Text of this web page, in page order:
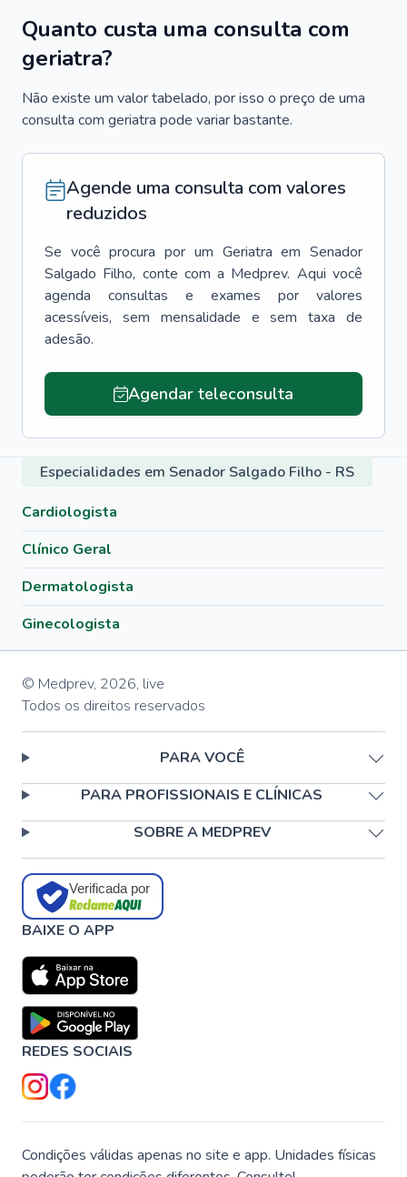
Quanto custa uma consulta com
geriatra?
Não existe um valor tabelado, por isso o preço de uma
consulta com geriatra pode variar bastante.
Agende uma consulta com valores
reduzidos
Se você procura por um Geriatra em Senador
Salgado Filho, conte com a Medprev. Aqui você
agenda consultas e exames por valores
acessíveis, sem mensalidade e sem taxa de
adesão.
Agendar teleconsulta
Especialidades em Senador Salgado Filho - RS
Cardiologista
Clínico Geral
Dermatologista
Ginecologista
© Medprev, 2026, live
Todos os direitos reservados
PARA VOCÊ
PARA PROFISSIONAIS E CLÍNICAS
SOBRE A MEDPREV
Verificada por
BAIXE O APP
REDES SOCIAIS
Condições válidas apenas no site e app. Unidades físicas